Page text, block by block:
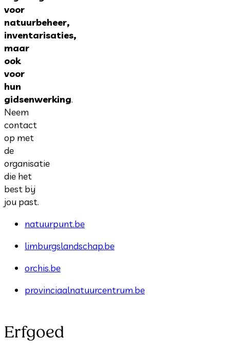
voor
natuurbeheer,
inventarisaties,
maar
ook
voor
hun
gidsenwerking.
Neem
contact
op met
de
organisatie
die het
best bij
jou past.
natuurpunt.be
limburgslandschap.be
orchis.be
provinciaalnatuurcentrum.be
Erfgoed